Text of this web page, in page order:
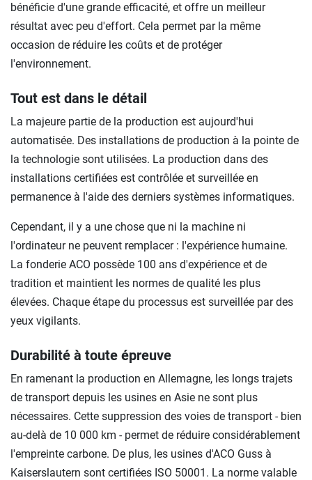
bénéficie d'une grande efficacité, et offre un meilleur
résultat avec peu d'effort. Cela permet par la même
occasion de réduire les coûts et de protéger
l'environnement.
Tout est dans le détail
La majeure partie de la production est aujourd'hui
automatisée. Des installations de production à la pointe de
la technologie sont utilisées. La production dans des
installations certifiées est contrôlée et surveillée en
permanence à l'aide des derniers systèmes informatiques.
Cependant, il y a une chose que ni la machine ni
l'ordinateur ne peuvent remplacer : l'expérience humaine.
La fonderie ACO possède 100 ans d'expérience et de
tradition et maintient les normes de qualité les plus
élevées. Chaque étape du processus est surveillée par des
yeux vigilants.
Durabilité à toute épreuve
En ramenant la production en Allemagne, les longs trajets
de transport depuis les usines en Asie ne sont plus
nécessaires. Cette suppression des voies de transport - bien
au-delà de 10 000 km - permet de réduire considérablement
l'empreinte carbone. De plus, les usines d'ACO Guss à
Kaiserslautern sont certifiées ISO 50001. La norme valable